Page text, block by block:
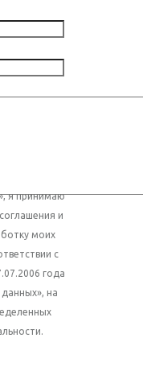
я принимаю
и
моих
с
года
на